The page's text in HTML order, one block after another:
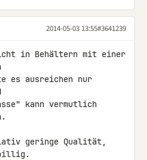
2014-05-03 13:55#3641239
in Behältern mit einer
es ausreichen nur
kann vermutlich
geringe Qualität,